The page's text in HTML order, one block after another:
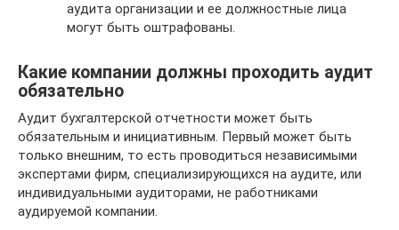
аудита организации и ее должностные лица
могут быть оштрафованы.
Какие компании должны проходить аудит
обязательно
Аудит бухгалтерской отчетности может быть
обязательным и инициативным. Первый может быть
только внешним, то есть проводиться независимыми
экспертами фирм, специализирующихся на аудите, или
индивидуальными аудиторами, не работниками
аудируемой компании.